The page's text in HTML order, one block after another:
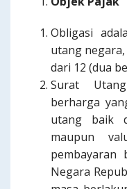
Obligasi
utang
dari 12 (dua
Surat
berharga
utang baik
maupun
pembayaran
Negara